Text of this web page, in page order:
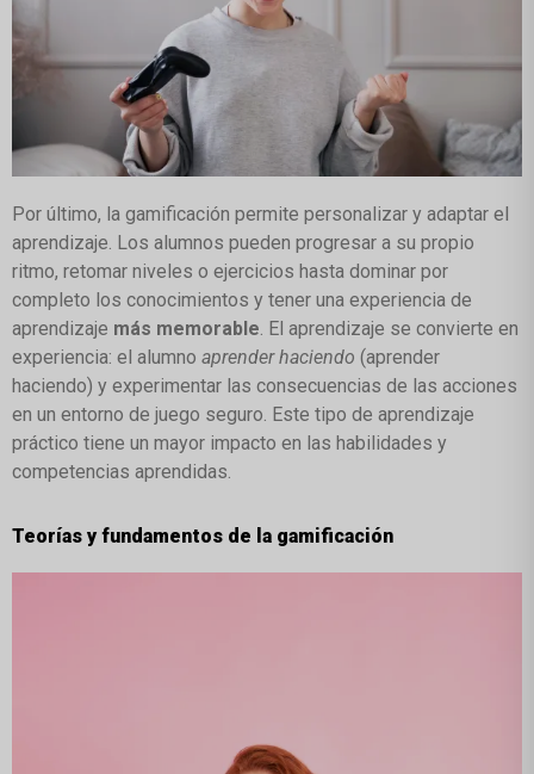
Por último, la gamificación permite personalizar y adaptar el
aprendizaje. Los alumnos pueden progresar a su propio
ritmo, retomar niveles o ejercicios hasta dominar por
completo los conocimientos y tener una experiencia de
aprendizaje más memorable . El aprendizaje se convierte en
experiencia: el alumno aprender haciendo (aprender
haciendo) y experimentar las consecuencias de las acciones
en un entorno de juego seguro. Este tipo de aprendizaje
práctico tiene un mayor impacto en las habilidades y
competencias aprendidas.
Teorías y fundamentos de la gamificación